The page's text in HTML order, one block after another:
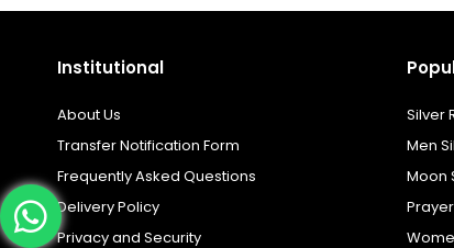
Institutional
About Us
Transfer Notification Form
Frequently Asked Questions
Delivery Policy
Privacy and Security
Silver
Men
Moon